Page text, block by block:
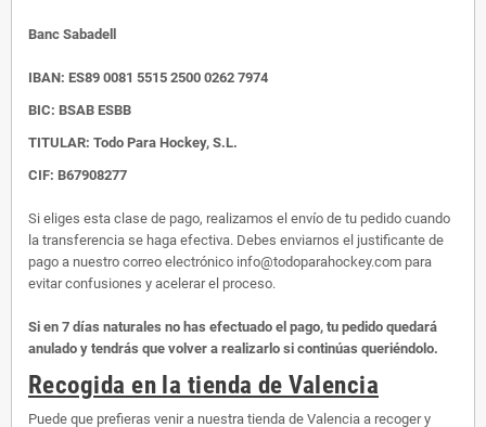
Banc Sabadell
IBAN: ES89 0081 5515 2500 0262 7974
BIC: BSAB ESBB
TITULAR: Todo Para Hockey, S.L.
CIF: B67908277
Si eliges esta clase de pago, realizamos el envío de tu pedido cuando
la transferencia se haga efectiva. Debes enviarnos el justificante de
pago a nuestro correo electrónico info@todoparahockey.com para
evitar confusiones y acelerar el proceso.
Si en 7 días naturales no has efectuado el pago, tu pedido quedará
anulado y tendrás que volver a realizarlo si continúas queriéndolo.
Recogida en la tienda de Valencia
Puede que prefieras venir a nuestra tienda de Valencia a recoger y